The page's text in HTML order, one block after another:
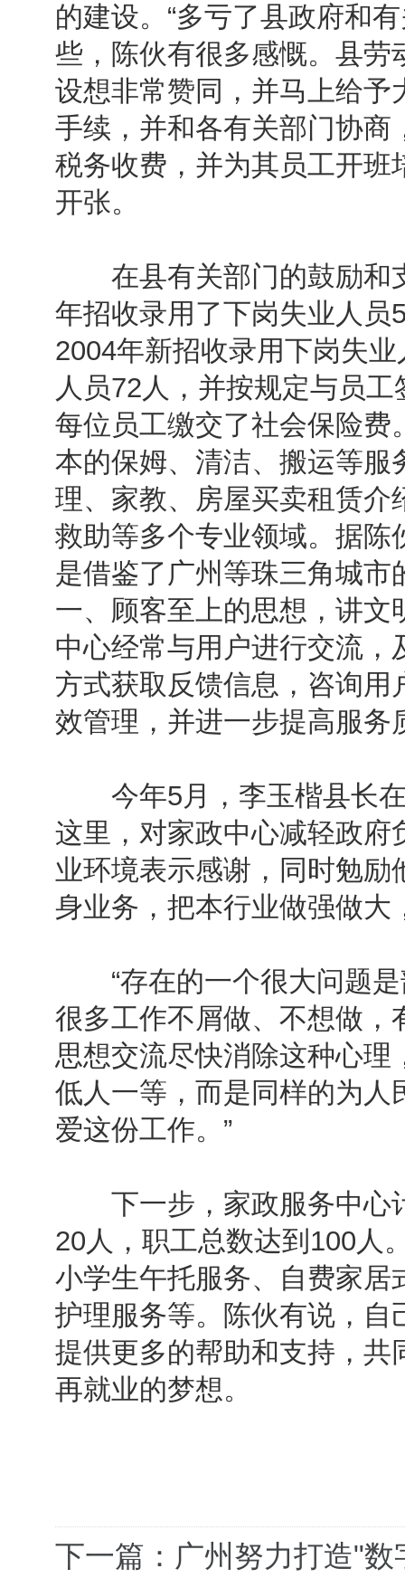
的建设。“多亏了县政府和
些，陈伙有很多感慨。县
设想非常赞同，并马上给
手续，并和各有关部门协
税务收费，并为其员工开
开张。
在县有关部门的鼓励和
年招收录用了下岗失业人员
2004年新招收录用下岗失
人员72人，并按规定与员
每位员工缴交了社会保险
本的保姆、清洁、搬运等
理、家教、房屋买卖租赁
救助等多个专业领域。据
是借鉴了广州等珠三角城
一、顾客至上的思想，讲
中心经常与用户进行交流
方式获取反馈信息，咨询
效管理，并进一步提高服务
今年5月，李玉楷县长在
这里，对家政中心减轻政
业环境表示感谢，同时勉
身业务，把本行业做强做
“存在的一个很大问题是
很多工作不屑做、不想做，
思想交流尽快消除这种心
低人一等，而是同样的为
爱这份工作。”
下一步，家政服务中心
20人，职工总数达到100人
小学生午托服务、自费家
护理服务等。陈伙有说，
提供更多的帮助和支持，
再就业的梦想。
下一篇：广州努力打造"数